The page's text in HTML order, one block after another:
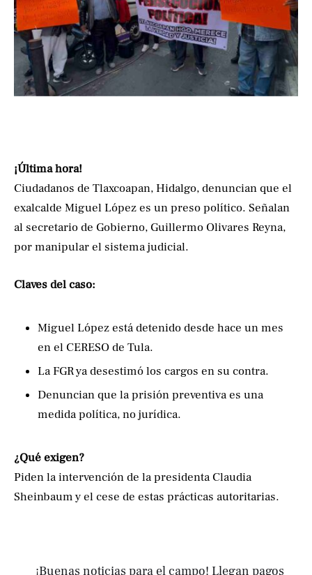
¡Última hora!
Ciudadanos de Tlaxcoapan, Hidalgo, denuncian que el
exalcalde Miguel López es un preso político. Señalan
al secretario de Gobierno, Guillermo Olivares Reyna,
por manipular el sistema judicial.
Claves del caso:
Miguel López está detenido desde hace un mes
en el CERESO de Tula.
La FGR ya desestimó los cargos en su contra.
Denuncian que la prisión preventiva es una
medida política, no jurídica.
¿Qué exigen?
Piden la intervención de la presidenta Claudia
Sheinbaum y el cese de estas prácticas autoritarias.
¡Buenas noticias para el campo! Llegan pagos